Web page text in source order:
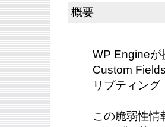
概要
WP Engineが
Custom
リプティン
この脆弱性情